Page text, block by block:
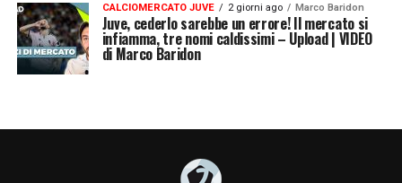
CALCIOMERCATO JUVE 2 giorni ago Marco Baridon
Juve, cederlo sarebbe un errore! Il mercato si
infiamma, tre nomi caldissimi – Upload | VIDEO
di Marco Baridon